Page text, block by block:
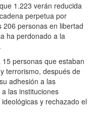
1.223 verán reducida
perpetua por
personas en libertad
ha perdonado a la
personas que estaban
terrorismo, después de
adhesión a las
las instituciones
y rechazado el